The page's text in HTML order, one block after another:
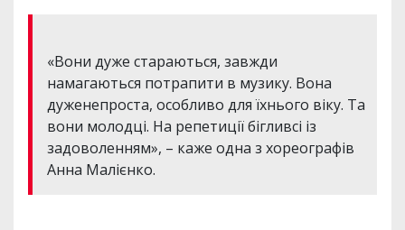
«Вони дуже стараються, завжди
намагаються потрапити в музику. Вона
дуженепроста, особливо для їхнього віку. Та
вони молодці. На репетиції бігливсі із
задоволенням», – каже одна з хореографів
Анна Малієнко.